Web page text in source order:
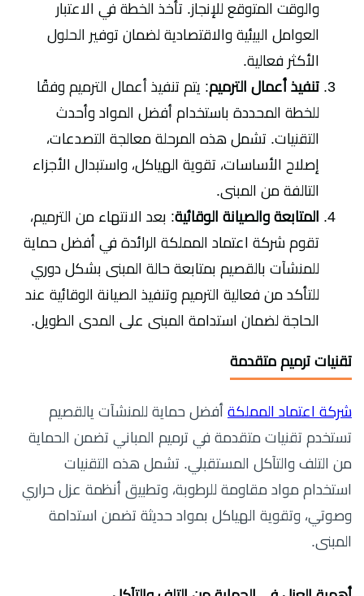
والوقت المتوقع للإنجاز. تأخذ الخطة في الاعتبار
العوامل البيئية والاقتصادية لضمان توفير الحلول
الأكثر فعالية.
تنفيذ أعمال الترميم: يتم تنفيذ أعمال الترميم وفقًا
للخطة المحددة باستخدام أفضل المواد وأحدث
التقنيات. تشمل هذه المرحلة معالجة التصدعات،
إصلاح الأساسات، تقوية الهياكل، واستبدال الأجزاء
التالفة من المبنى.
المتابعة والصيانة الوقائية: بعد الانتهاء من الترميم،
تقوم شركة اعتماد المملكة الرائدة في أفضل حماية
للمنشآت بالقصيم بمتابعة حالة المبنى بشكل دوري
للتأكد من فعالية الترميم وتنفيذ الصيانة الوقائية عند
الحاجة لضمان استدامة المبنى على المدى الطويل.
تقنيات ترميم متقدمة
شركة اعتماد المملكة أفضل حماية للمنشآت يالقصيم
تستخدم تقنيات متقدمة في ترميم المباني تضمن الحماية
من التلف والتآكل المستقبلي. تشمل هذه التقنيات
استخدام مواد مقاومة للرطوبة، وتطبيق أنظمة عزل حراري
وصوتي، وتقوية الهياكل بمواد حديثة تضمن استدامة
المبنى.